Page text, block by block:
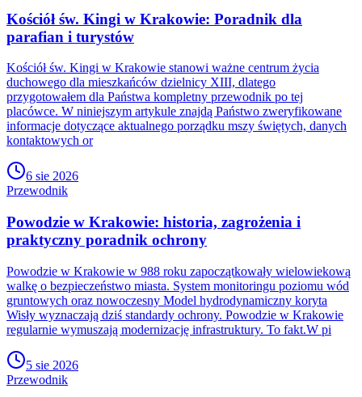
Kościół św. Kingi w Krakowie: Poradnik dla
parafian i turystów
Kościół św. Kingi w Krakowie stanowi ważne centrum życia
duchowego dla mieszkańców dzielnicy XIII, dlatego
przygotowałem dla Państwa kompletny przewodnik po tej
placówce. W niniejszym artykule znajdą Państwo zweryfikowane
informacje dotyczące aktualnego porządku mszy świętych, danych
kontaktowych or
6 sie 2026
Przewodnik
Powodzie w Krakowie: historia, zagrożenia i
praktyczny poradnik ochrony
Powodzie w Krakowie w 988 roku zapoczątkowały wielowiekową
walkę o bezpieczeństwo miasta. System monitoringu poziomu wód
gruntowych oraz nowoczesny Model hydrodynamiczny koryta
Wisły wyznaczają dziś standardy ochrony. Powodzie w Krakowie
regularnie wymuszają modernizację infrastruktury. To fakt.W pi
5 sie 2026
Przewodnik